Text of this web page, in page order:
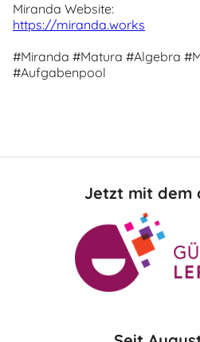
Miranda Website:
https://miranda.works
#Miranda #Matura #Algebra
#Aufgabenpool
Jetzt mit dem